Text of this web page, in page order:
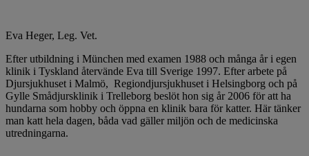
Eva Heger, Leg. Vet.
Efter utbildning i München med examen 1988 och många år i egen
klinik i Tyskland återvände Eva till Sverige 1997. Efter arbete på
Djursjukhuset i Malmö, Regiondjursjukhuset i Helsingborg och på
Gylle Smådjursklinik i Trelleborg beslöt hon sig år 2006 för att ha
hundarna som hobby och öppna en klinik bara för katter. Här tänker
man katt hela dagen, båda vad gäller miljön och de medicinska
utredningarna.